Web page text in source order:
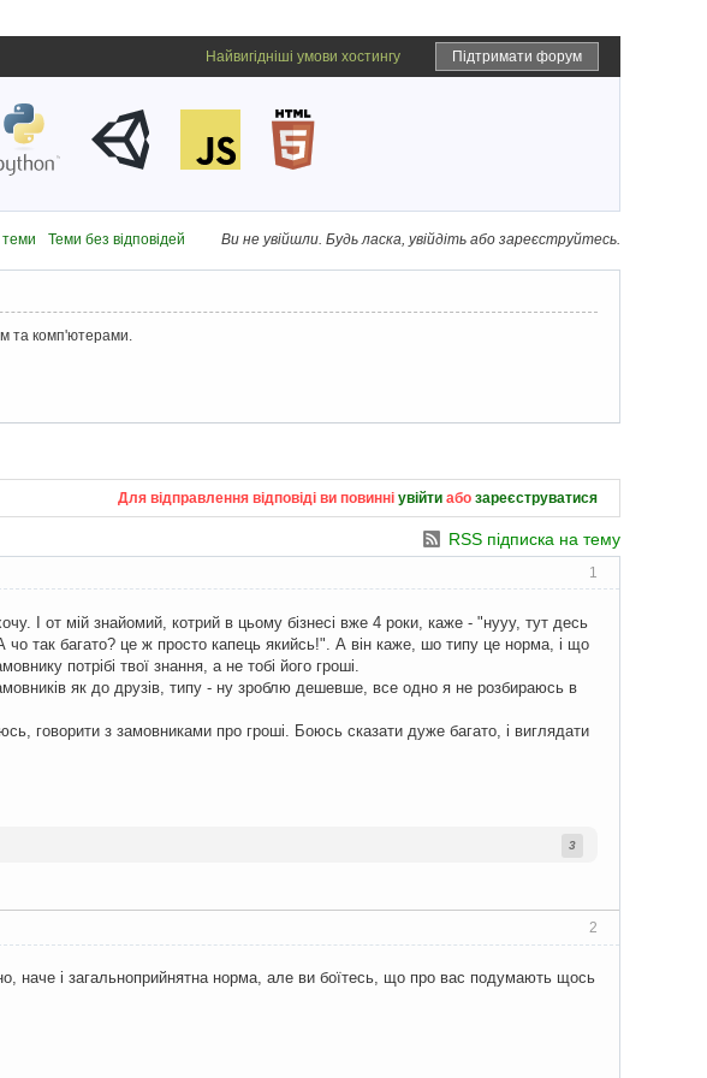
Підтримати форум
Найвигідніші умови хостингу
Ви не увійшли. Будь ласка, увійдіть або зареєструйтесь.
теми Теми без відповідей
та комп'ютерами.
Для відправлення відповіді ви повинні увійти або зареєструватися
RSS підписка на тему
1
І от мій знайомий, котрий в цьому бізнесі вже 4 роки, каже - "нууу, тут десь
так багато? це ж просто капець якийсь!". А він каже, шо типу це норма, і що
потрібі твої знання, а не тобі його гроші.
як до друзів, типу - ну зроблю дешевше, все одно я не розбираюсь в
говорити з замовниками про гроші. Боюсь сказати дуже багато, і виглядати
3
2
наче і загальноприйнятна норма, але ви боїтесь, що про вас подумають щось